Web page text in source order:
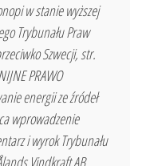
w stanie wyższej
Trybunału Praw
Szwecji, str.
PRAWO
energii ze źródeł
wprowadzenie
i wyrok Trybunału